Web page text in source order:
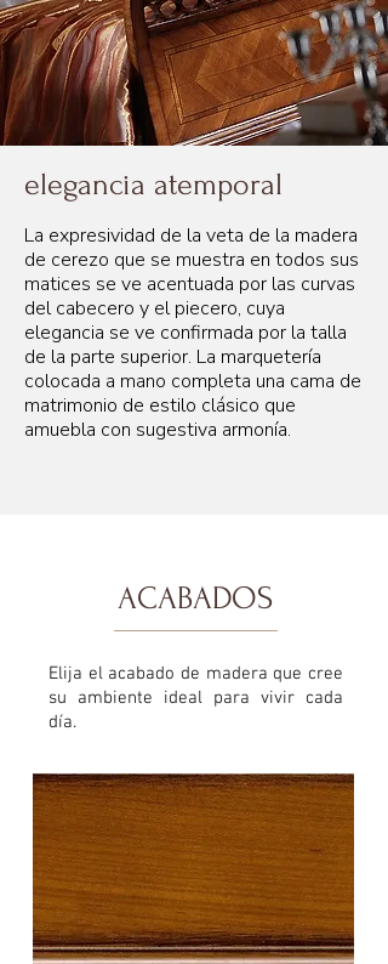
elegancia atemporal
La expresividad de la veta de la madera
de cerezo que se muestra en todos sus
matices se ve acentuada por las curvas
del cabecero y el piecero, cuya
elegancia se ve confirmada por la talla
de la parte superior. La marquetería
colocada a mano completa una cama de
matrimonio de estilo clásico que
amuebla con sugestiva armonía.
ACABADOS
Elija el acabado de madera que cree
su ambiente ideal para vivir cada
día.